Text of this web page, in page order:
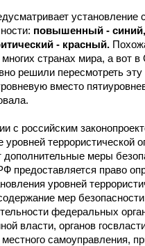
повышенный -
- красный.
многих странах мира, а вот
решили пересмотреть эту
вместо
с российским
уровней террористической
дополнительные меры
предоставляется право
уровней
мер
федеральных
власти, органов
самоуправления,